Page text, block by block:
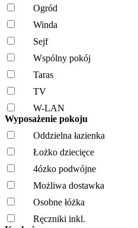
Ogród
Winda
Sejf
Wspólny pokój
Taras
TV
W-LAN
Wyposażenie pokoju
Oddzielna łazienka
Łożko dziecięce
4ózko podwójne
Możliwa dostawka
Osobne łóżka
Ręczniki inkl.